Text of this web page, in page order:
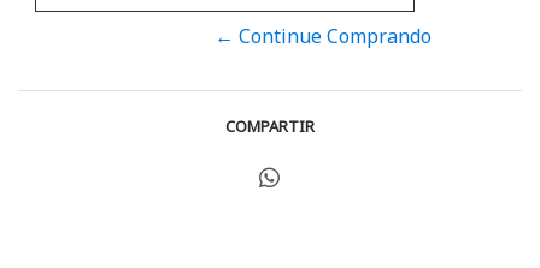
← Continue Comprando
COMPARTIR